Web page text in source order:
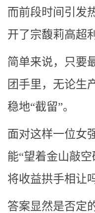
而前段时间引发
开了宗馥莉高超
简单来说，只要
团手里，无论生
稳地“截留”。
面对这样一位女
能“望着金山敲
将收益拱手相让
答案显然是否定